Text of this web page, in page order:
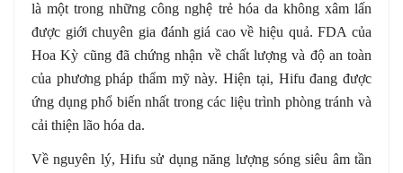
là một trong những công nghệ trẻ hóa da không xâm lấn
được giới chuyên gia đánh giá cao về hiệu quả. FDA của
Hoa Kỳ cũng đã chứng nhận về chất lượng và độ an toàn
của phương pháp thẩm mỹ này. Hiện tại, Hifu đang được
ứng dụng phổ biến nhất trong các liệu trình phòng tránh và
cải thiện lão hóa da.
Về nguyên lý, Hifu sử dụng năng lượng sóng siêu âm tần